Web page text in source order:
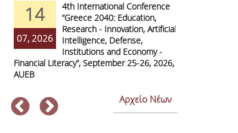
14
07, 2026
4th International Conference
“Greece 2040: Education,
Research - Innovation, Artificial
Intelligence, Defense,
Institutions and Economy -
Financial Literacy”, September 25-26, 2026,
AUEB
Αρχείο Νέων